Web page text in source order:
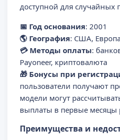
доступной для случайных
📅 Год основания: 2001
🌎 География: США,
💳 Методы оплаты:
Payoneer, криптовалюта
🎁 Бонусы при
пользователи получают
модели могут
выплаты в первые месяцы
Преимущества и